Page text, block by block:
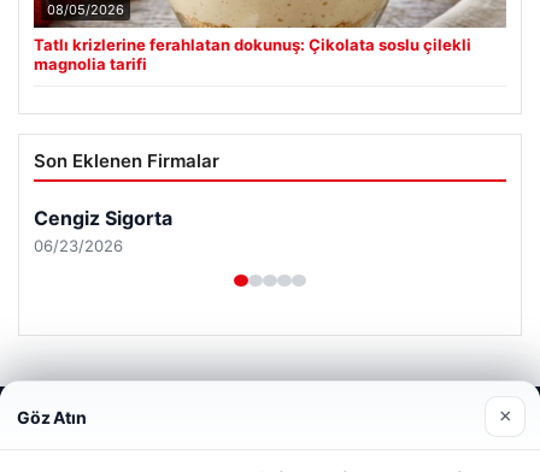
08/05/2026
Tatlı krizlerine ferahlatan dokunuş: Çikolata soslu çilekli
magnolia tarifi
Son Eklenen Firmalar
Cengiz Sigorta
06/23/2026
Web sitemizi nasıl kullandığınızı daha iyi anlayabilmek,
deneyiminizi kişiselleştirmek ve geliştirmek amacıyla çerezler
Göz Atın ×